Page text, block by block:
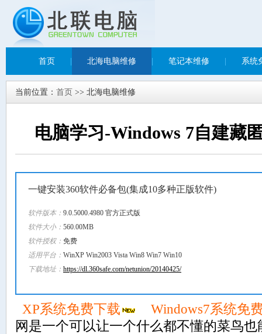
首页 北海电脑维修 笔记本维修 系统
当前位置： 首页 >> 北海电脑维修
电脑学习-Windows 7自建藏
一键安装360软件必备包(集成10多种正版软件)
软件版本： 9.0.5000.4980 官方正式版
软件大小： 560.00MB
软件授权： 免费
适用平台： WinXP Win2003 Vista Win8 Win7 Win10
下载地址： https://dl.360safe.com/netunion/20140425/
XP系统免费下载
Windows7系统免
网是一个可以让一个什么都不懂的菜鸟